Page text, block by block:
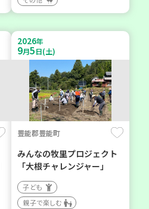
2026年
9月5日(土)
豊能郡豊能町
みんなの牧里プロジェクト
「大根チャレンジャー」
子ども
親子で楽しむ